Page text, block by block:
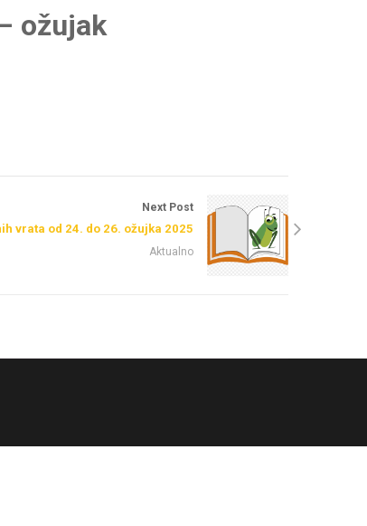
ožujak
Next Post
vrata od 24. do 26. ožujka 2025
Aktualno